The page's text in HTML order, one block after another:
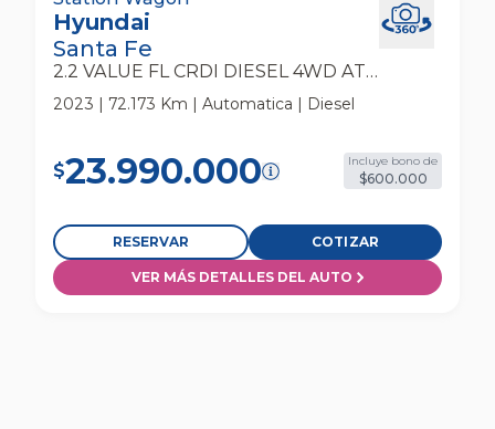
At 5p Station Wagon
Hyundai
Santa Fe
2.2 VALUE FL CRDI DIESEL 4WD AT 5P
2023 | 72.173 Km | Automatica | Diesel
$23.990.000 Incluye bono de
$600.000
RESERVAR COTIZAR
VER MÁS DETALLES DEL AUTO